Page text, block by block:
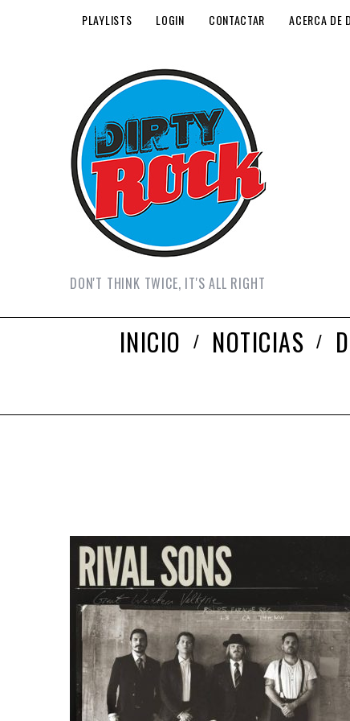
PLAYLISTS LOGIN CONTACTAR ACERCA DE
DON'T THINK TWICE, IT'S ALL RIGHT
INICIO NOTICIAS